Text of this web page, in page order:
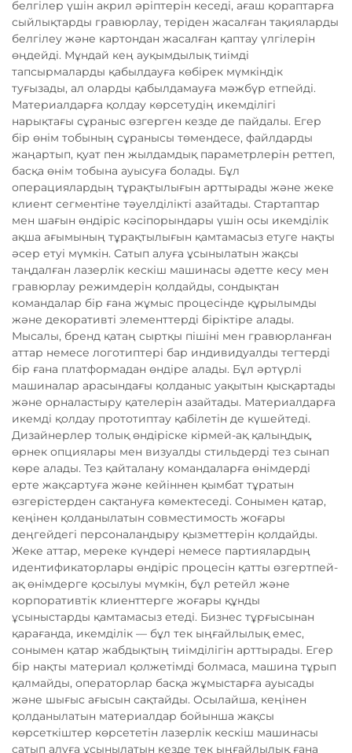
белгілер үшін акрил әріптерін кеседі, ағаш қораптарға
сыйлықтарды гравюрлау, теріден жасалған тақияларды
белгілеу және картондан жасалған қаптау үлгілерін
өңдейді. Мұндай кең ауқымдылық тиімді
тапсырмаларды қабылдауға көбірек мүмкіндік
туғызады, ал оларды қабылдамауға мәжбүр етпейді.
Материалдарға қолдау көрсетудің икемділігі
нарықтағы сұраныс өзгерген кезде де пайдалы. Егер
бір өнім тобының сұранысы төмендесе, файлдарды
жаңартып, қуат пен жылдамдық параметрлерін реттеп,
басқа өнім тобына ауысуға болады. Бұл
операциялардың тұрақтылығын арттырады және жеке
клиент сегментіне тәуелділікті азайтады. Стартаптар
мен шағын өндіріс кәсіпорындары үшін осы икемділік
ақша ағымының тұрақтылығын қамтамасыз етуге нақты
әсер етуі мүмкін. Сатып алуға ұсынылатын жақсы
таңдалған лазерлік кескіш машинасы әдетте кесу мен
гравюрлау режимдерін қолдайды, сондықтан
командалар бір ғана жұмыс процесінде құрылымды
және декоративті элементтерді біріктіре алады.
Мысалы, бренд қатаң сыртқы пішіні мен гравюрланған
аттар немесе логотиптері бар индивидуалды тегтерді
бір ғана платформадан өндіре алады. Бұл әртүрлі
машиналар арасындағы қолданыс уақытын қысқартады
және орналастыру қателерін азайтады. Материалдарға
икемді қолдау прототиптау қабілетін де күшейтеді.
Дизайнерлер толық өндіріске кірмей-ақ қалыңдық,
өрнек опциялары мен визуалды стильдерді тез сынап
көре алады. Тез қайталану командаларға өнімдерді
ерте жақсартуға және кейіннен қымбат тұратын
өзгерістерден сақтануға көмектеседі. Сонымен қатар,
кеңінен қолданылатын совместимость жоғары
деңгейдегі персоналандыру қызметтерін қолдайды.
Жеке аттар, мереке күндері немесе партиялардың
идентификаторлары өндіріс процесін қатты өзгертпей-
ақ өнімдерге қосылуы мүмкін, бұл ретейл және
корпоративтік клиенттерге жоғары құнды
ұсыныстарды қамтамасыз етеді. Бизнес тұрғысынан
қарағанда, икемділік — бұл тек ыңғайлылық емес,
сонымен қатар жабдықтың тиімділігін арттырады. Егер
бір нақты материал қолжетімді болмаса, машина тұрып
қалмайды, операторлар басқа жұмыстарға ауысады
және шығыс ағысын сақтайды. Осылайша, кеңінен
қолданылатын материалдар бойынша жақсы
көрсеткіштер көрсететін лазерлік кескіш машинасы
сатып алуға ұсынылатын кезде тек ыңғайлылық ғана